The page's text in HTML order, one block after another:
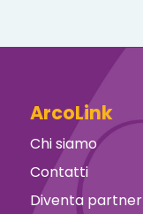
ArcoLink
Chi siamo
Contatti
Diventa partner